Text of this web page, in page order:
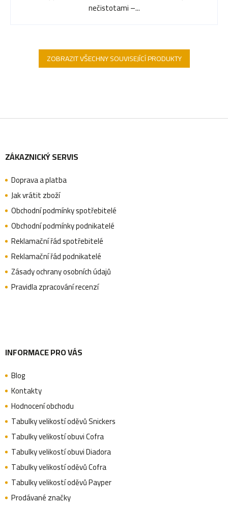
nečistotami –...
ZOBRAZIT VŠECHNY SOUVISEJÍCÍ PRODUKTY
á
p
a
t
ZÁKAZNICKÝ SERVIS
Doprava a platba
Jak vrátit zboží
Obchodní podmínky spotřebitelé
Obchodní podmínky podnikatelé
Reklamační řád spotřebitelé
Reklamační řád podnikatelé
Zásady ochrany osobních údajů
Pravidla zpracování recenzí
INFORMACE PRO VÁS
Blog
Kontakty
Hodnocení obchodu
Tabulky velikostí oděvů Snickers
Tabulky velikostí obuvi Cofra
Tabulky velikostí obuvi Diadora
Tabulky velikostí oděvů Cofra
Tabulky velikostí oděvů Payper
Prodávané značky